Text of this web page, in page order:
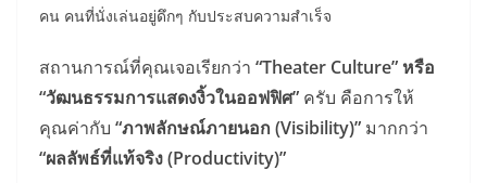
คน คนที่นั่งเล่นอยู่ดึกๆ กับประสบความสำเร็จ
สถานการณ์ที่คุณเจอเรียกว่า “Theater Culture” หรือ
“วัฒนธรรมการแสดงงิ้วในออฟฟิศ” ครับ คือการให้
คุณค่ากับ “ภาพลักษณ์ภายนอก (Visibility)” มากกว่า
“ผลลัพธ์ที่แท้จริง (Productivity)”